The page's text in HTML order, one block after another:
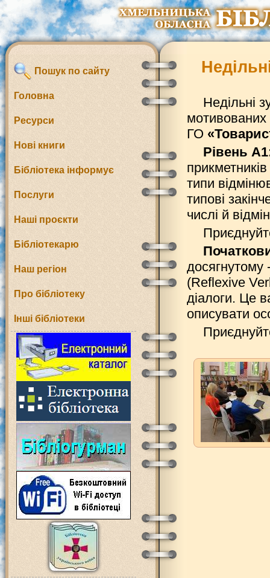
Пошук по сайту
Головна
Ресурси
Нові книги
Бібліотека інформує
Послуги
Наші проєкти
Бібліотекарю
Наш регіон
Про бібліотеку
Інші бібліотеки
Недільні
мотивованих
ГО
Рівень
типи
типові
числі й
досягнутому
(Reflexive
діалоги. Це
описувати